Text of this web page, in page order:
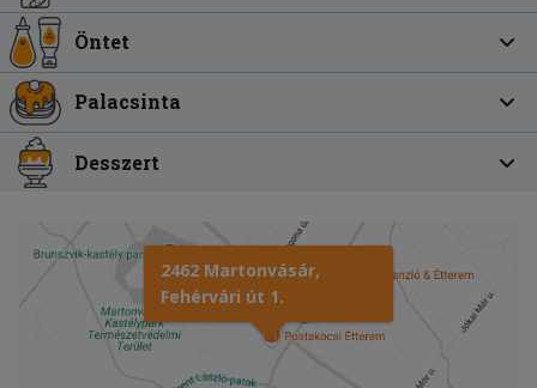
Öntet
Palacsinta
Desszert
2462 Martonvásár,
Fehérvári út 1.